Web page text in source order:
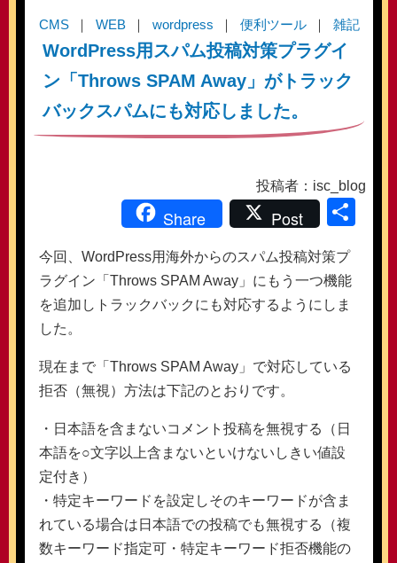
CMS WEB wordpress 便利ツール 雑記
WordPress用スパム投稿対策プラグイ
ン「Throws SPAM Away」がトラック
バックスパムにも対応しました。
投稿者：isc_blog
Share Post
共
今回、WordPress用海外からのスパム投稿対策プ
ラグイン「Throws SPAM Away」にもう一つ機能
を追加しトラックバックにも対応するようにしま
した。
現在まで「Throws SPAM Away」で対応している
拒否（無視）方法は下記のとおりです。
・日本語を含まないコメント投稿を無視する（日
本語を○文字以上含まないといけないしきい値設
定付き）
・特定キーワードを設定しそのキーワードが含ま
れている場合は日本語での投稿でも無視する（複
数キーワード指定可・特定キーワード拒否機能の